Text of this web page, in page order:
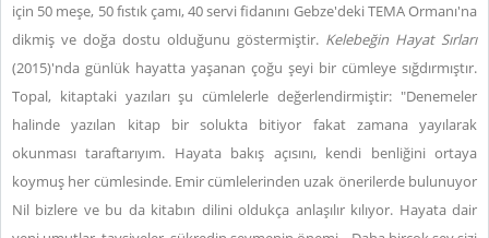
için 50 meşe, 50 fıstık çamı, 40 servi fidanını Gebze'deki TEMA Ormanı'na
dikmiş ve doğa dostu olduğunu göstermiştir. Kelebeğin Hayat Sırları
(2015)'nda günlük hayatta yaşanan çoğu şeyi bir cümleye sığdırmıştır.
Topal, kitaptaki yazıları şu cümlelerle değerlendirmiştir: "Denemeler
halinde yazılan kitap bir solukta bitiyor fakat zamana yayılarak
okunması taraftarıyım. Hayata bakış açısını, kendi benliğini ortaya
koymuş her cümlesinde. Emir cümlelerinden uzak önerilerde bulunuyor
Nil bizlere ve bu da kitabın dilini oldukça anlaşılır kılıyor. Hayata dair